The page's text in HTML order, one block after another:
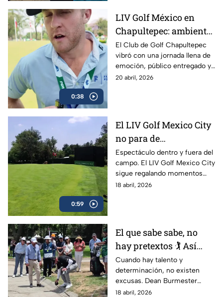
0:38
LIV Golf México en
Chapultepec: ambiente
espectacular y máxima
intensidad en el Club
de Golf Chapultepec
El Club de Golf Chapultepec
vibró con una jornada llena de
emoción, público entregado y
un nivel competitivo
20 abril, 2026
0:59
El LIV Golf Mexico City
no para de
sorprendernos 🤯 El
Club de Golf
Chapultepec volvió a
lucirse
Espectáculo dentro y fuera del
campo. El LIV Golf Mexico City
sigue regalando momentos
inolvidables y el Club de Golf
18 abril, 2026
El que sabe sabe, no
hay pretextos 🏌️ Así
continuó Dean
Burmester en plena
competencia
Cuando hay talento y
determinación, no existen
excusas. Dean Burmester
sorprendió con la forma en la
18 abril, 2026